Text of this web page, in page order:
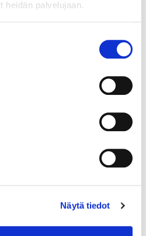
heidän palvelujaan.
Näytä tiedot
Roosa Hiltunen ja Emma
Noelia Lyytikäisen tuki- ja
Mukana myös Noelian isä
opiskelijat pääsevät